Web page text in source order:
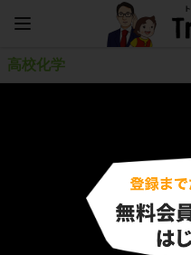
高校化学